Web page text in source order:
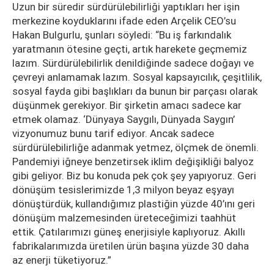
Uzun bir süredir sürdürülebilirliği yaptıkları her işin
merkezine koyduklarını ifade eden Arçelik CEO’su
Hakan Bulgurlu, şunları söyledi: “Bu iş farkındalık
yaratmanın ötesine geçti, artık harekete geçmemiz
lazım. Sürdürülebilirlik denildiğinde sadece doğayı ve
çevreyi anlamamak lazım. Sosyal kapsayıcılık, çeşitlilik,
sosyal fayda gibi başlıkları da bunun bir parçası olarak
düşünmek gerekiyor. Bir şirketin amacı sadece kar
etmek olamaz. ‘Dünyaya Saygılı, Dünyada Saygın’
vizyonumuz bunu tarif ediyor. Ancak sadece
sürdürülebilirliğe adanmak yetmez, ölçmek de önemli.
Pandemiyi iğneye benzetirsek iklim değişikliği balyoz
gibi geliyor. Biz bu konuda pek çok şey yapıyoruz. Geri
dönüşüm tesislerimizde 1,3 milyon beyaz eşyayı
dönüştürdük, kullandığımız plastiğin yüzde 40’ını geri
dönüşüm malzemesinden üreteceğimizi taahhüt
ettik. Çatılarımızı güneş enerjisiyle kaplıyoruz. Akıllı
fabrikalarımızda üretilen ürün başına yüzde 30 daha
az enerji tüketiyoruz.”